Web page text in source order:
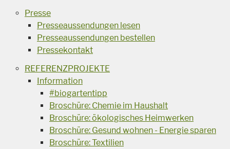
Presse
Presseaussendungen lesen
Presseaussendungen bestellen
Pressekontakt
REFERENZPROJEKTE
Information
#biogartentipp
Broschüre: Chemie im Haushalt
Broschüre: ökologisches Heimwerken
Broschüre: Gesund wohnen - Energie sparen
Broschüre: Textilien